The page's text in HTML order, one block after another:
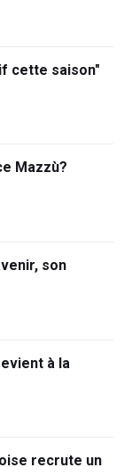
cette saison"
Mazzù?
son
à la
recrute un